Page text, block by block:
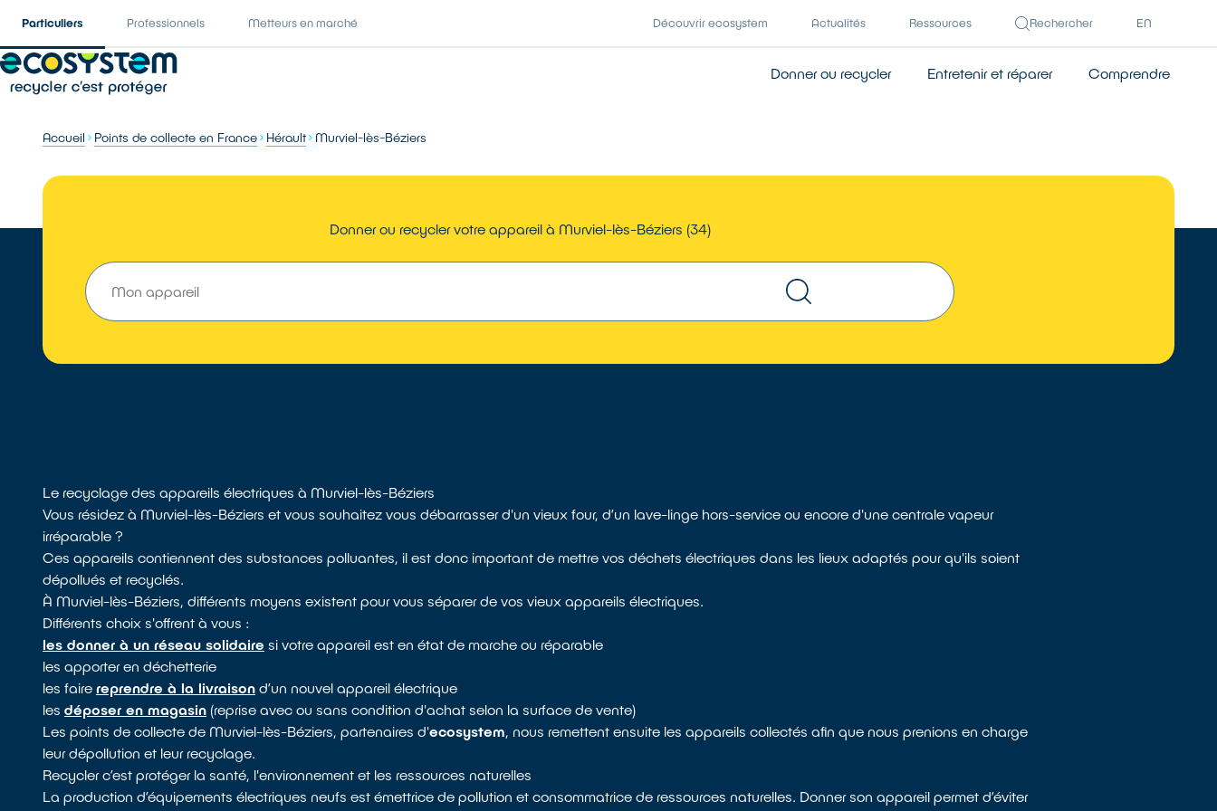
Particuliers Professionnels Metteurs en marché Découvrir ecosystem Actualités Ressources Rechercher EN
Donner ou recycler Entretenir et réparer Comprendre
Accueil Points de collecte en France Hérault Murviel-lès-Béziers
Donner ou recycler votre appareil à Murviel-lès-Béziers (34)
Le recyclage des appareils électriques à Murviel-lès-Béziers
Vous résidez à Murviel-lès-Béziers et vous souhaitez vous débarrasser d'un vieux four, d’un lave-linge hors-service ou encore d'une centrale vapeur
irréparable ?
Ces appareils contiennent des substances polluantes, il est donc important de mettre vos déchets électriques dans les lieux adaptés pour qu'ils soient
dépollués et recyclés.
À Murviel-lès-Béziers, différents moyens existent pour vous séparer de vos vieux appareils électriques.
Différents choix s'offrent à vous :
les donner à un réseau solidaire si votre appareil est en état de marche ou réparable
les apporter en déchetterie
les fairereprendre à la livraison d’un nouvel appareil électrique
lesdéposer en magasin (reprise avec ou sans condition d'achat selon la surface de vente)
Les points de collecte de Murviel-lès-Béziers, partenaires d'ecosystem, nous remettent ensuite les appareils collectés afin que nous prenions en charge
leur dépollution et leur recyclage.
Recycler c’est protéger la santé, l'environnement et les ressources naturelles
La production d’équipements électriques neufs est émettrice de pollution et consommatrice de ressources naturelles. Donner son appareil permet d’éviter